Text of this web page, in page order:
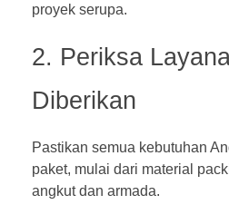
proyek serupa.
2. Periksa
Diberikan
Pastikan semua kebutuhan
paket, mulai dari material
angkut dan armada.